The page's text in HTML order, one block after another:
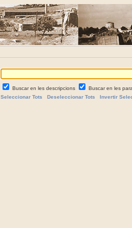
Buscar en les descripcions
Buscar en les
Seleccionar Tots
Deseleccionar Tots Invertir